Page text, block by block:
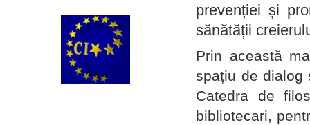
prevenției și
sănătății
Prin această
spațiu de dialog
Catedra de
bibliotecari,